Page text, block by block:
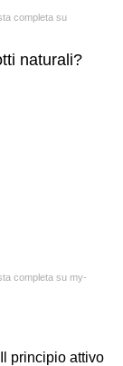
completa su
naturali?
completa su my-
principio attivo